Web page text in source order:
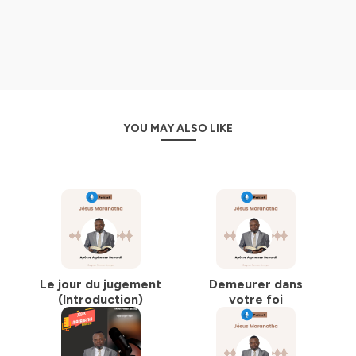
Hébergé par Ausha. Visitez
ausha.co/politique-de-
confidentialite
pour plus d'informations.
YOU MAY ALSO LIKE
Le jour du jugement
(Introduction)
Demeurer dans
votre foi